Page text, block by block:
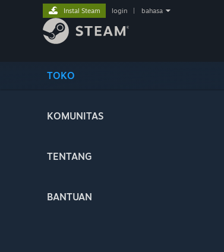
TOKO
KOMUNITAS
TENTANG
BANTUAN
Instal Steam login bahasa